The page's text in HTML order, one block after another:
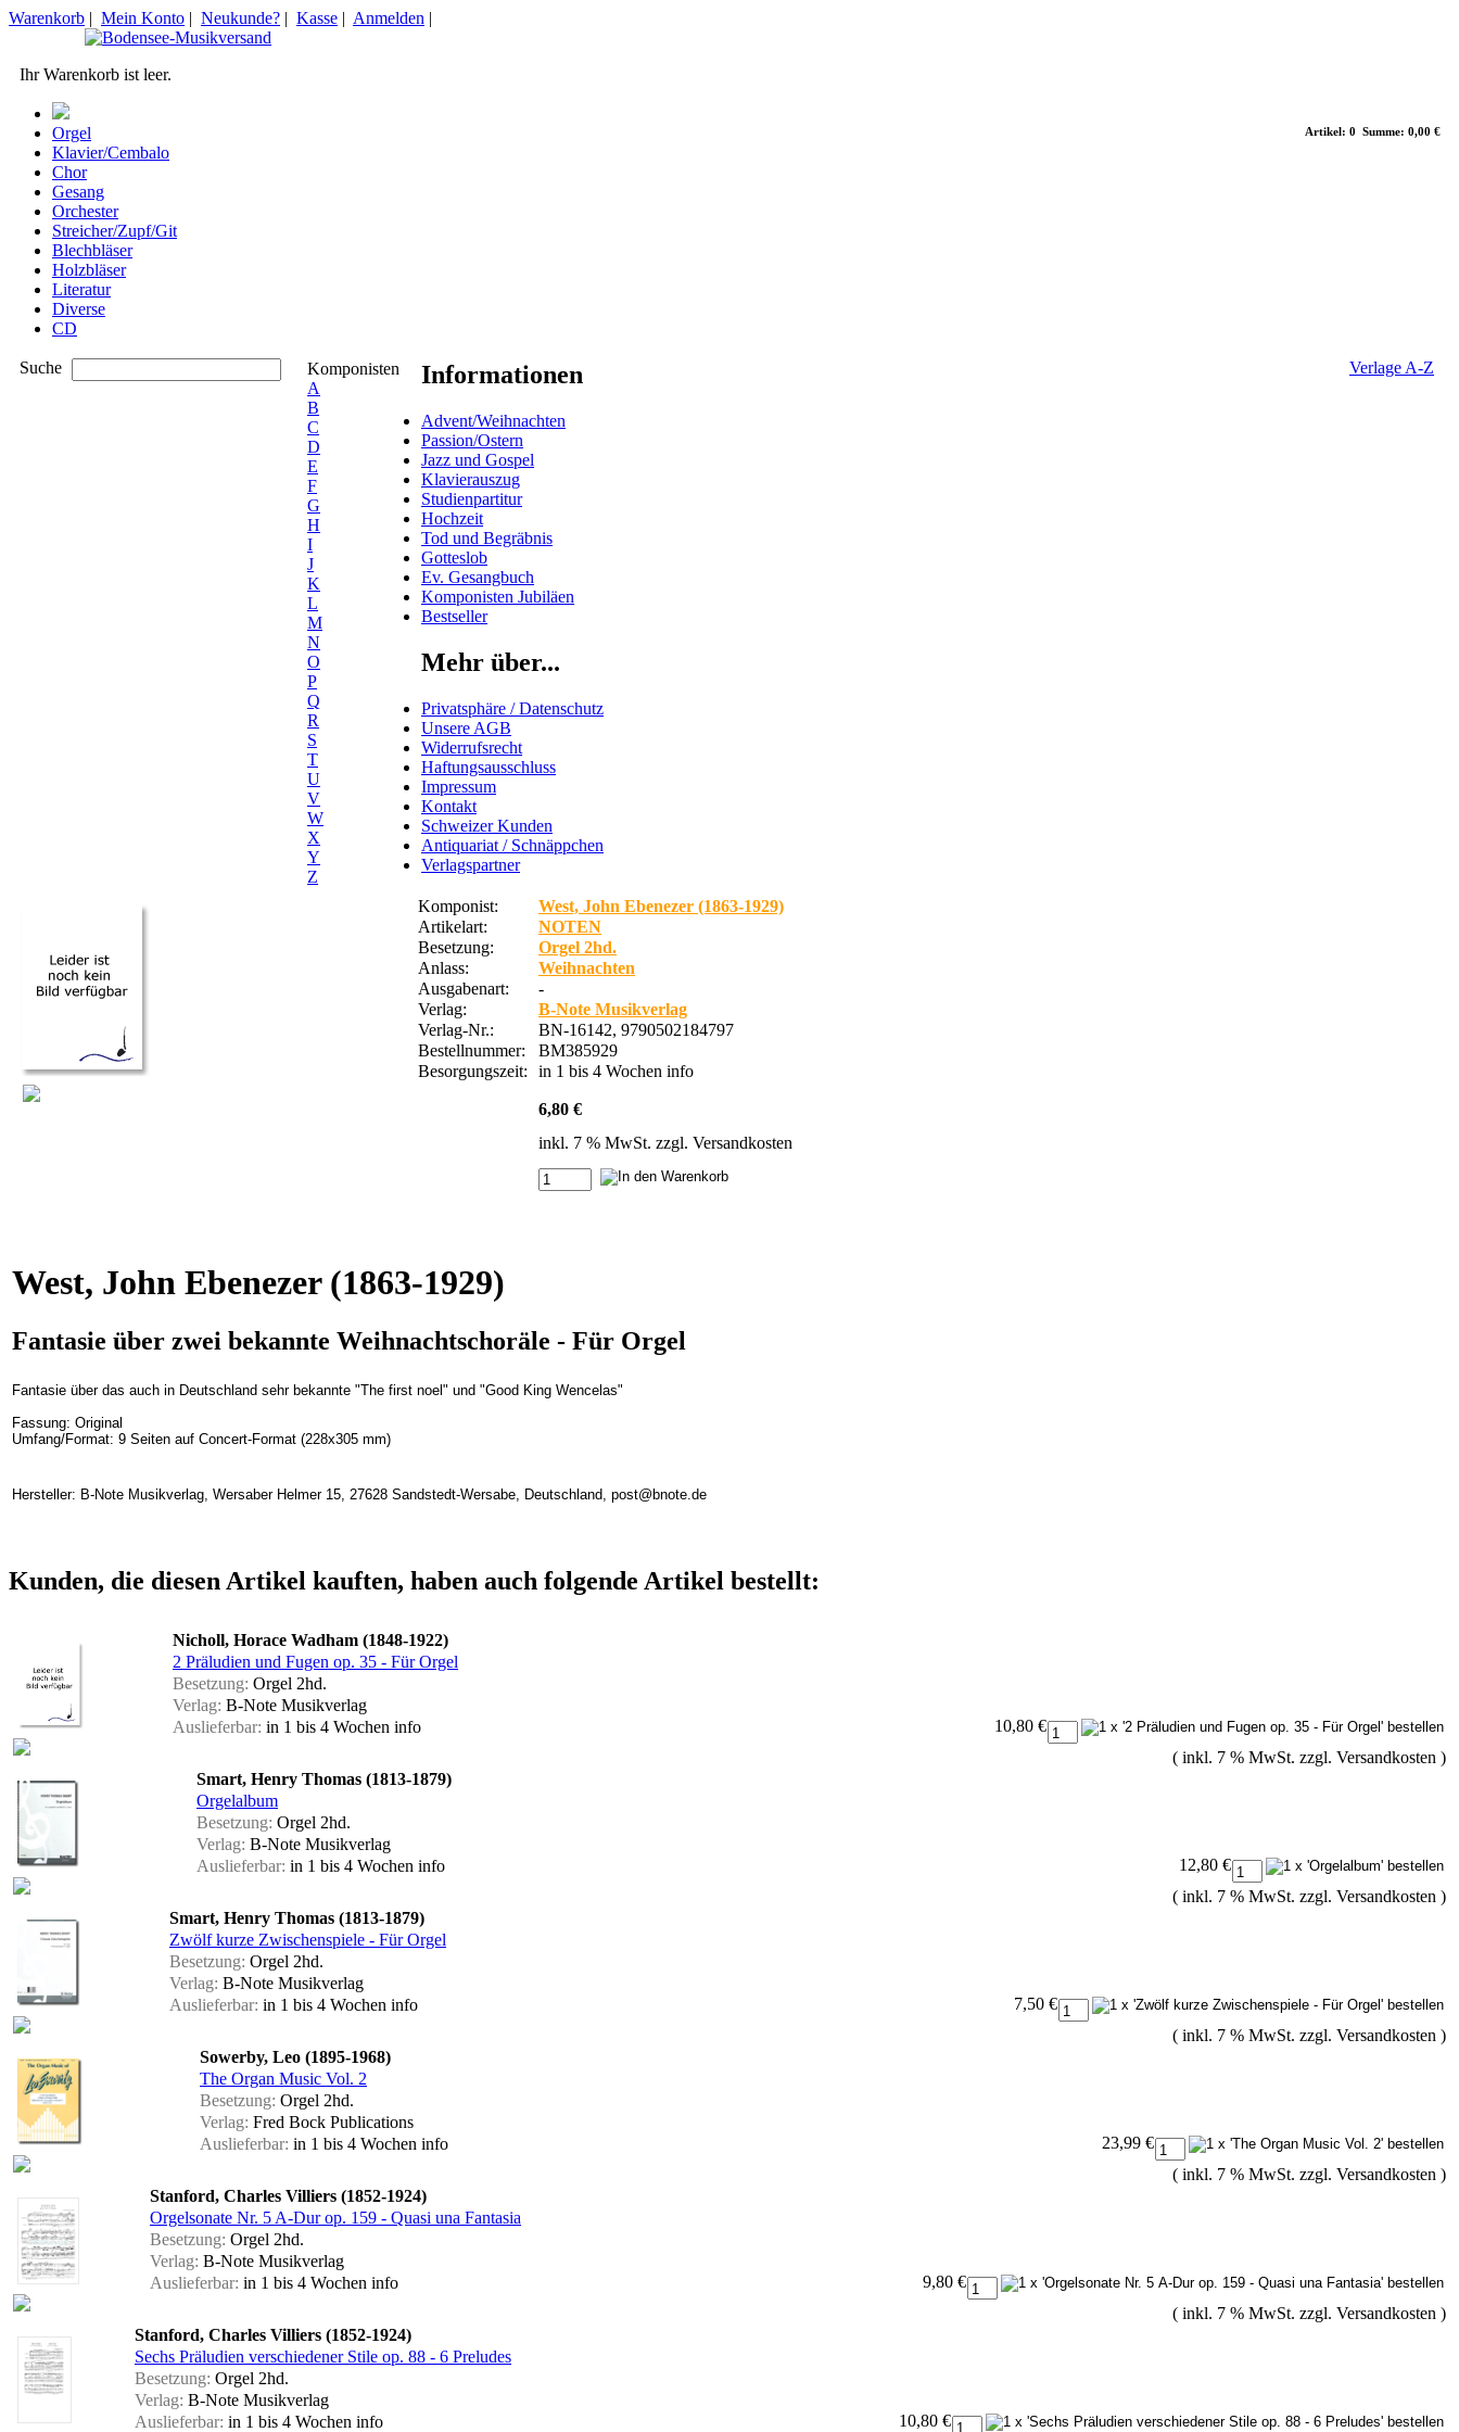
Artikel: 0 Summe: 0,00 €
Warenkorb | Mein Konto | Neukunde? | Kasse | Anmelden |
Ihr Warenkorb ist leer.
Orgel
Klavier/Cembalo
Chor
Gesang
Orchester
Streicher/Zupf/Git
Blechbläser
Holzbläser
Literatur
Diverse
CD
Suche
Komponisten
A
B
C
D
E
F
G
H
I
J
K
L
M
N
O
P
Q
R
S
T
U
V
W
X
Y
Z
Verlage A-Z
Informationen
Advent/Weihnachten
Passion/Ostern
Jazz und Gospel
Klavierauszug
Studienpartitur
Hochzeit
Tod und Begräbnis
Gotteslob
Ev. Gesangbuch
Komponisten Jubiläen
Bestseller
Mehr über...
Privatsphäre / Datenschutz
Unsere AGB
Widerrufsrecht
Haftungsausschluss
Impressum
Kontakt
Schweizer Kunden
Antiquariat / Schnäppchen
Verlagspartner
Komponist:
West, John Ebenezer (1863-1929)
Artikelart:
NOTEN
Besetzung:
Orgel 2hd.
Anlass:
Weihnachten
Ausgabenart:
-
Verlag:
B-Note Musikverlag
Verlag-Nr.:
BN-16142, 9790502184797
Bestellnummer:
BM385929
Besorgungszeit:
in 1 bis 4 Wochen info
6,80 €
inkl. 7 % MwSt. zzgl. Versandkosten
West, John Ebenezer(1863-1929)
Fantasie über zwei bekannte Weihnachtschoräle - Für Orgel
Fantasie über das auch in Deutschland sehr bekannte "The first noel" und "Good King Wencelas"
Fassung: Original
Umfang/Format: 9 Seiten auf Concert-Format (228x305 mm)
Hersteller: B-Note Musikverlag, Wersaber Helmer 15, 27628 Sandstedt-Wersabe, Deutschland, post@bnote.de
Kunden, die diesen Artikel kauften, haben auch folgende Artikel bestellt:
Nicholl, Horace Wadham (1848-1922)
2 Präludien und Fugen op. 35 - Für Orgel
Besetzung: Orgel 2hd.
Verlag: B-Note Musikverlag
Auslieferbar: in 1 bis 4 Wochen info
10,80 €
( inkl. 7 % MwSt. zzgl. Versandkosten )
Smart, Henry Thomas (1813-1879)
Orgelalbum
Besetzung: Orgel 2hd.
Verlag: B-Note Musikverlag
Auslieferbar: in 1 bis 4 Wochen info
12,80 €
( inkl. 7 % MwSt. zzgl. Versandkosten )
Smart, Henry Thomas (1813-1879)
Zwölf kurze Zwischenspiele - Für Orgel
Besetzung: Orgel 2hd.
Verlag: B-Note Musikverlag
Auslieferbar: in 1 bis 4 Wochen info
7,50 €
( inkl. 7 % MwSt. zzgl. Versandkosten )
Sowerby, Leo (1895-1968)
The Organ Music Vol. 2
Besetzung: Orgel 2hd.
Verlag: Fred Bock Publications
Auslieferbar: in 1 bis 4 Wochen info
23,99 €
( inkl. 7 % MwSt. zzgl. Versandkosten )
Stanford, Charles Villiers (1852-1924)
Orgelsonate Nr. 5 A-Dur op. 159 - Quasi una Fantasia
Besetzung: Orgel 2hd.
Verlag: B-Note Musikverlag
Auslieferbar: in 1 bis 4 Wochen info
9,80 €
( inkl. 7 % MwSt. zzgl. Versandkosten )
Stanford, Charles Villiers (1852-1924)
Sechs Präludien verschiedener Stile op. 88 - 6 Preludes
Besetzung: Orgel 2hd.
Verlag: B-Note Musikverlag
Auslieferbar: in 1 bis 4 Wochen info 10,80 €